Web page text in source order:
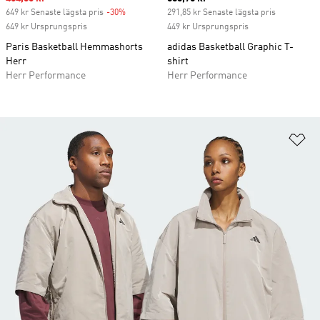
649 kr Senaste lägsta pris -30%
649 kr Ursprungspris
Paris Basketball Hemmashorts
Herr
Herr Performance
291,85 kr Senaste lägsta pris
449 kr Ursprungspris
adidas Basketball Graphic T-
shirt
Herr Performance